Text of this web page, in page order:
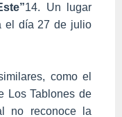
14. Un lugar
el día 27 de julio
como el
Los Tablones de
no reconoce la